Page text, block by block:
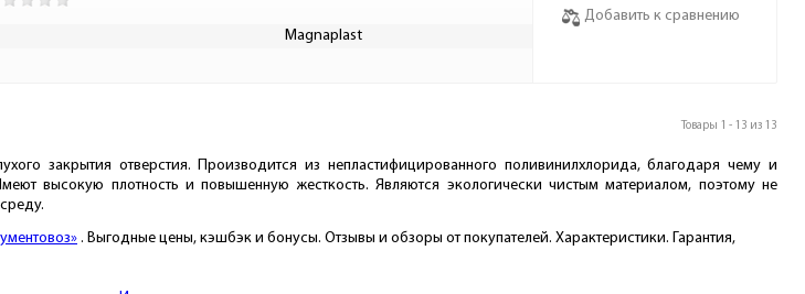
Magnaplast
Добавить к сравнению
Товары 1 - 13 из 13
закрытия отверстия. Производится из непластифицированного поливинилхлорида, благодаря чему и
высокую плотность и повышенную жесткость. Являются экологически чистым материалом, поэтому не
. Выгодные цены, кэшбэк и бонусы. Отзывы и обзоры от покупателей. Характеристики. Гарантия,